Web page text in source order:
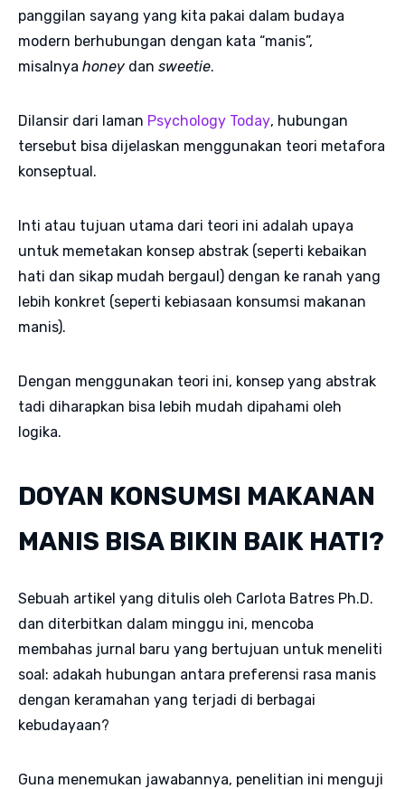
panggilan sayang yang kita pakai dalam budaya
modern berhubungan dengan kata “manis”,
misalnya honey dan sweetie.
Dilansir dari laman Psychology Today, hubungan
tersebut bisa dijelaskan menggunakan teori metafora
konseptual.
Inti atau tujuan utama dari teori ini adalah upaya
untuk memetakan konsep abstrak (seperti kebaikan
hati dan sikap mudah bergaul) dengan ke ranah yang
lebih konkret (seperti kebiasaan konsumsi makanan
manis).
Dengan menggunakan teori ini, konsep yang abstrak
tadi diharapkan bisa lebih mudah dipahami oleh
logika.
DOYAN KONSUMSI MAKANAN
MANIS BISA BIKIN BAIK HATI?
Sebuah artikel yang ditulis oleh Carlota Batres Ph.D.
dan diterbitkan dalam minggu ini, mencoba
membahas jurnal baru yang bertujuan untuk meneliti
soal: adakah hubungan antara preferensi rasa manis
dengan keramahan yang terjadi di berbagai
kebudayaan?
Guna menemukan jawabannya, penelitian ini menguji